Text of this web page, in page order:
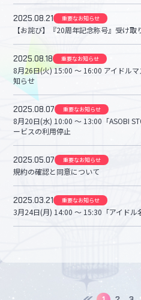
2025.08.21 重要なお知らせ
【お詫び】『20周年記念称号』受け
2025.08.18 重要なお知らせ
8月26日(火) 15:00 〜 16:00 アイドル
知らせ
2025.08.07 重要なお知らせ
8月20日(水) 10:00 〜 13:00「ASOBI
ービスの利用停止
2025.05.07 重要なお知らせ
規約の確認と同意について
2025.03.21 重要なお知らせ
3月24日(月) 14:00 ～ 15:30「アイド